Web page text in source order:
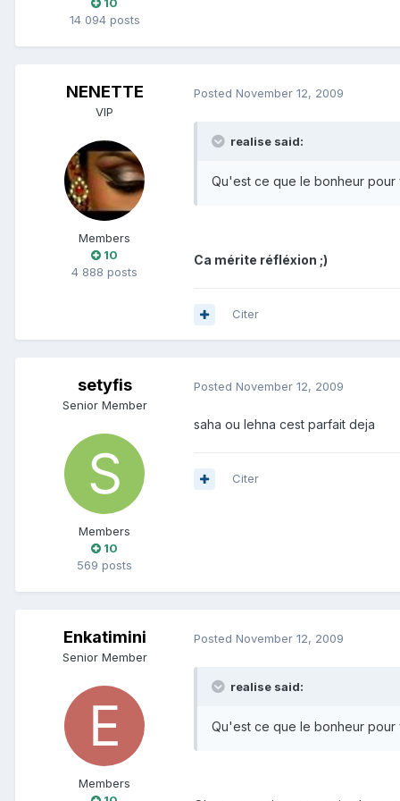
10
14 094 posts
NENETTE
VIP
Members
10
4 888 posts
Posted November 12, 2009
realise said:
Qu'est ce que le bonheur pour
Ca mérite réfléxion ;)
Citer
setyfis
Senior Member
Members
10
569 posts
Posted November 12, 2009
saha ou lehna cest parfait deja
Citer
Enkatimini
Senior Member
Members
Posted November 12, 2009
realise said:
Qu'est ce que le bonheur pour